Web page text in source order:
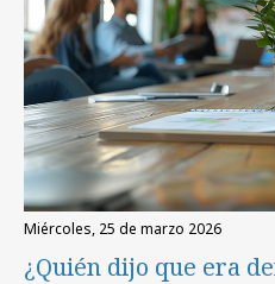
miércoles, 25 de marzo 2026
¿Quién dijo que era